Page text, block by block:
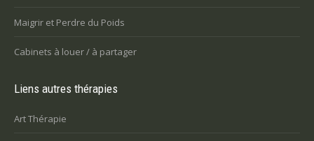
Maigrir et Perdre du Poids
Cabinets à louer / à partager
Liens autres thérapies
Art Thérapie